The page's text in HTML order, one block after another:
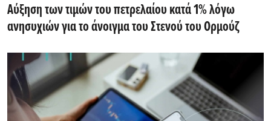
Αύξηση των τιμών του πετρελαίου κατά 1% λόγω
ανησυχιών για το άνοιγμα του Στενού του Ορμούζ